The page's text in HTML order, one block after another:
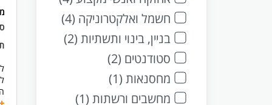
חשמל ואלקטרוניקה (4)
בניין, בינוי ותשתיות (2)
סטודנטים (2)
מחסנאות (1)
מחשבים ורשתות (1)